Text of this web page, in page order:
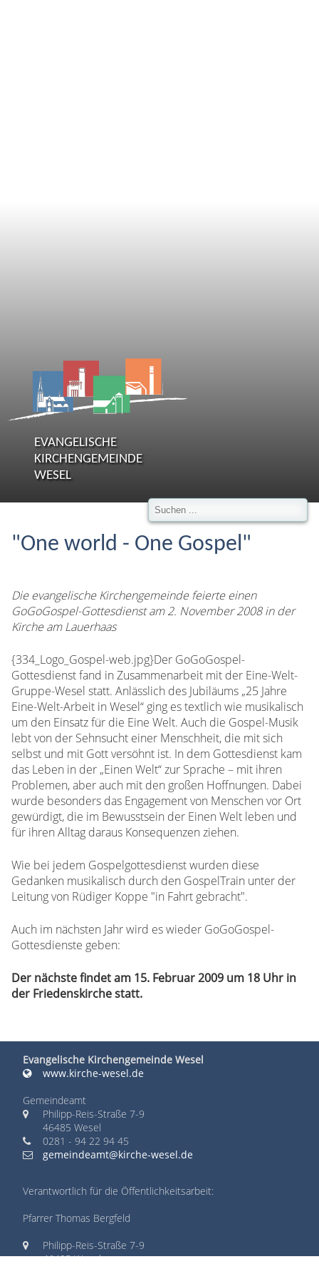
EVANGELISCHE
KIRCHENGEMEINDE
WESEL
"One world - One Gospel"
Die evangelische Kirchengemeinde feierte einen
GoGoGospel-Gottesdienst am 2. November 2008 in der
Kirche am Lauerhaas
{334_Logo_Gospel-web.jpg}Der GoGoGospel-
Gottesdienst fand in Zusammenarbeit mit der Eine-Welt-
Gruppe-Wesel statt. Anlässlich des Jubiläums „25 Jahre
Eine-Welt-Arbeit in Wesel“ ging es textlich wie musikalisch
um den Einsatz für die Eine Welt. Auch die Gospel-Musik
lebt von der Sehnsucht einer Menschheit, die mit sich
selbst und mit Gott versöhnt ist. In dem Gottesdienst kam
das Leben in der „Einen Welt“ zur Sprache – mit ihren
Problemen, aber auch mit den großen Hoffnungen. Dabei
wurde besonders das Engagement von Menschen vor Ort
gewürdigt, die im Bewusstsein der Einen Welt leben und
für ihren Alltag daraus Konsequenzen ziehen.
Wie bei jedem Gospelgottesdienst wurden diese
Gedanken musikalisch durch den GospelTrain unter der
Leitung von Rüdiger Koppe "in Fahrt gebracht".
Auch im nächsten Jahr wird es wieder GoGoGospel-
Gottesdienste geben:
Der nächste findet am 15. Februar 2009 um 18 Uhr in
der Friedenskirche statt.
Evangelische Kirchengemeinde Wesel
www.kirche-wesel.de
Gemeindeamt
Philipp-Reis-Straße 7-9
46485 Wesel
0281 - 94 22 94 45
gemeindeamt@kirche-wesel.de
Verantwortlich für die Öffentlichkeitsarbeit:
Pfarrer Thomas Bergfeld
Philipp-Reis-Straße 7-9
46485 Wesel